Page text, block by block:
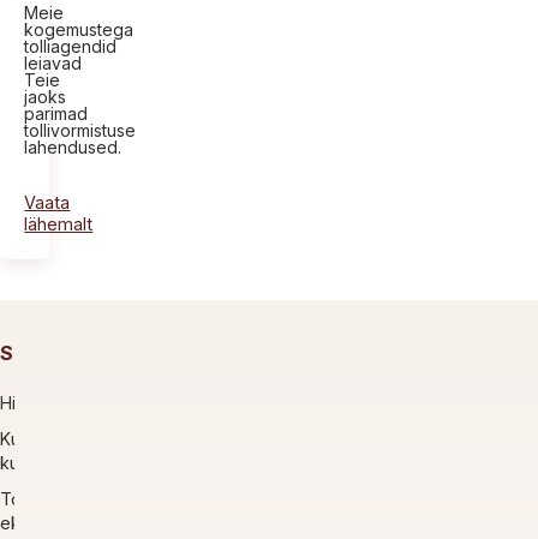
Meie
kogemustega
tolliagendid
leiavad
Teie
jaoks
parimad
tollivormistuse
lahendused.
Vaata
lähemalt
Saatmine
Hinnakalkulaator
Kutsu
kuller
Tollivormistus
ekspordi